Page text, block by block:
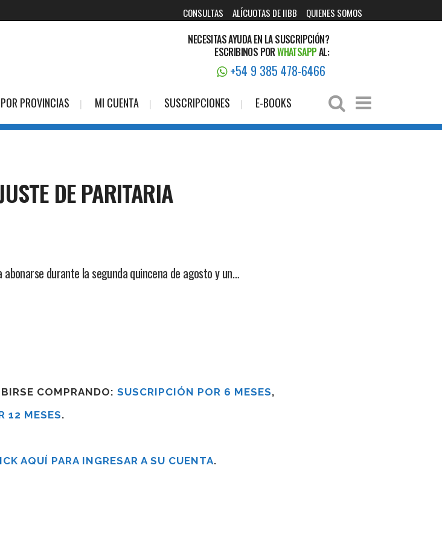
CONSULTAS ALÍCUOTAS DE IIBB QUIENES SOMOS
NECESITAS AYUDA EN LA SUSCRIPCIÓN?
ESCRIBINOS PORWHATSAPPAL:
+54 9 385 478-6466
PROVINCIAS MI CUENTA SUSCRIPCIONES E-BOOKS
DE PARITARIA
durante la segunda quincena de agosto y un…
COMPRANDO: SUSCRIPCIÓN POR 6 MESES,
12 MESES.
AQUÍ PARA INGRESAR A SU CUENTA.